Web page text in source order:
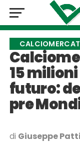
15
futuro:
pre
di Giuseppe Patti